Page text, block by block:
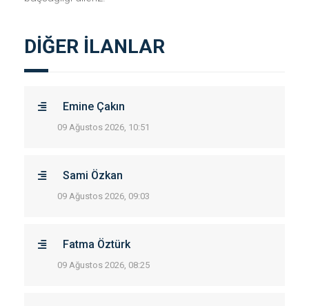
DİĞER İLANLAR
Emine Çakın
09 Ağustos 2026, 10:51
Sami Özkan
09 Ağustos 2026, 09:03
Fatma Öztürk
09 Ağustos 2026, 08:25